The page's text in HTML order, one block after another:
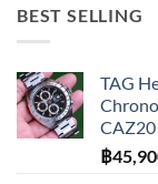
BEST SELLING
TAG
฿